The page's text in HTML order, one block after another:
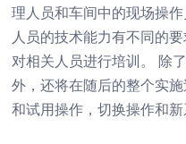
理人员和车间中的现场操
人员的技术能力有不同的
对相关人员进行培训。 除
外，还将在随后的整个实
和试用操作，切换操作和新